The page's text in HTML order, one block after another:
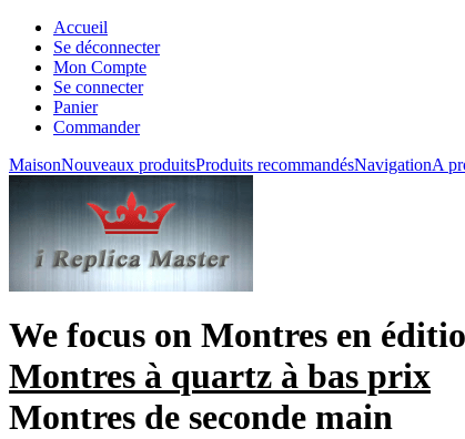
Accueil
Se déconnecter
Mon Compte
Se connecter
Panier
Commander
MaisonNouveaux produitsProduits recommandésNavigationA
We focus on Montres en
Montres à quartz à bas prix
Montres de seconde main